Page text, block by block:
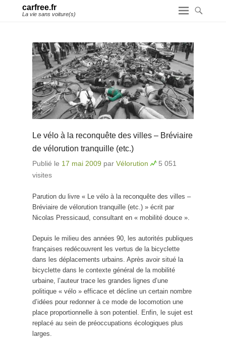
carfree.fr
La vie sans voiture(s)
Le vélo à la reconquête des villes – Bréviaire
de vélorution tranquille (etc.)
Publié le 17 mai 2009 par Vélorution
5 051
visites
Parution du livre « Le vélo à la reconquête des villes –
Bréviaire de vélorution tranquille (etc.) » écrit par
Nicolas Pressicaud, consultant en « mobilité douce ».
Depuis le milieu des années 90, les autorités publiques
françaises redécouvrent les vertus de la bicyclette
dans les déplacements urbains. Après avoir situé la
bicyclette dans le contexte général de la mobilité
urbaine, l’auteur trace les grandes lignes d’une
politique « vélo » efficace et décline un certain nombre
d’idées pour redonner à ce mode de locomotion une
place proportionnelle à son potentiel. Enfin, le sujet est
replacé au sein de préoccupations écologiques plus
larges.